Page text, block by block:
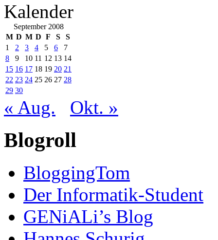
Kalender
September 2008
M D M D F S
S
1
2 3 4 5 6
7
8
9 10 11 12 13 14
15 16 17 18 19 20 21
22 23 24 25 26 27 28
29 30
« Aug. Okt. »
Blogroll
BloggingTom
Der Informatik-Student
GENiALi’s Blog